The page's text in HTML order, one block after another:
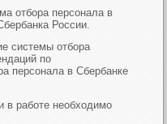
отбора персонала в
России.
системы отбора
по
персонала в Сбербанке
в работе необходимо